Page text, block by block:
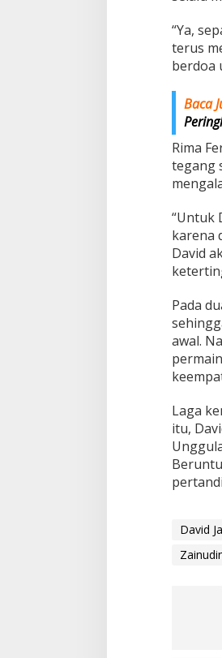
“Ya,
terus
berdoa
Baca
Rima
tegang
“Untuk
karena
David
Pada
awal.
Laga
itu,
David